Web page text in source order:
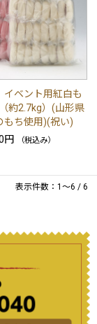
ベント用紅白も
約2.7kg）(山形県
もち使用)(祝い)
円
（税込み）
表示件数：1～6 / 6